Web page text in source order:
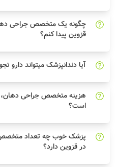
چگونه یک متخصص جراحی
قزوین پیدا کنم؟
آیا دندانپزشک میتواند دارو
هزینه متخصص جراحی
است؟
پزشک خوب چه تعداد
در قزوین دارد؟